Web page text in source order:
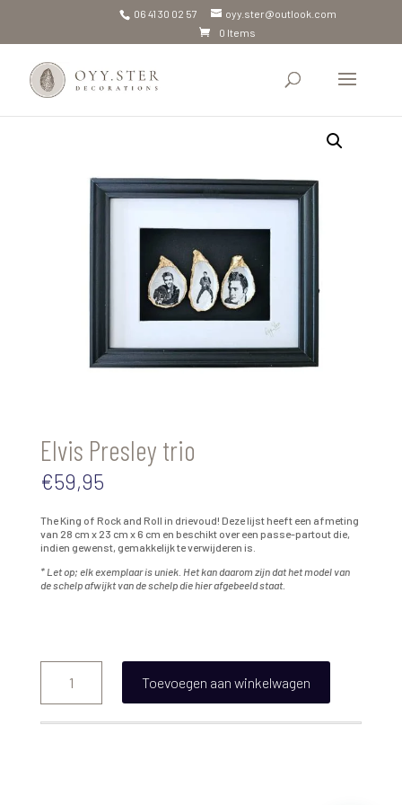
06 41 30 02 57
oyy.ster@outlook.com
0 Items
Elvis Presley trio
€59,95
The King of Rock and Roll in drievoud! Deze lijst heeft een afmeting
van 28 cm x 23 cm x 6 cm en beschikt over een passe-partout die,
indien gewenst, gemakkelijk te verwijderen is.
* Let op; elk exemplaar is uniek. Het kan daarom zijn dat het model van
de schelp afwijkt van de schelp die hier afgebeeld staat.
Elvis
Presley
aantal
Toevoegen aan winkelwagen